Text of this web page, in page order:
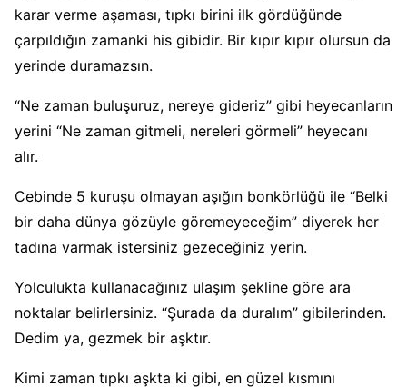
karar verme aşaması, tıpkı birini ilk gördüğünde
çarpıldığın zamanki his gibidir. Bir kıpır kıpır olursun da
yerinde duramazsın.
“Ne zaman buluşuruz, nereye gideriz” gibi heyecanların
yerini “Ne zaman gitmeli, nereleri görmeli” heyecanı
alır.
Cebinde 5 kuruşu olmayan aşığın bonkörlüğü ile “Belki
bir daha dünya gözüyle göremeyeceğim” diyerek her
tadına varmak istersiniz gezeceğiniz yerin.
Yolculukta kullanacağınız ulaşım şekline göre ara
noktalar belirlersiniz. “Şurada da duralım” gibilerinden.
Dedim ya, gezmek bir aşktır.
Kimi zaman tıpkı aşkta ki gibi, en güzel kısmını